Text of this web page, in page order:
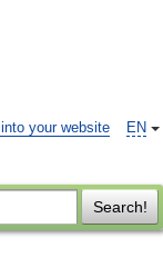
EN
your website
Search!